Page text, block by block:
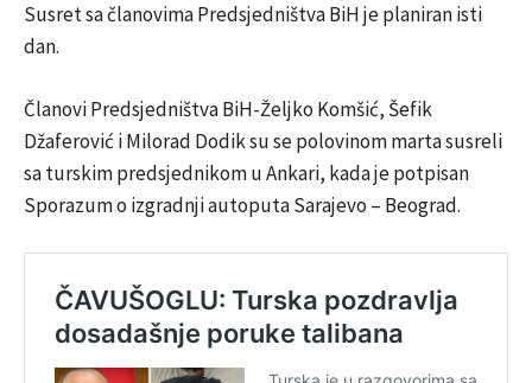
Susret sa članovima Predsjedništva BiH je planiran isti
dan.
Članovi Predsjedništva BiH-Željko Komšić, Šefik
Džaferović i Milorad Dodik su se polovinom marta susreli
sa turskim predsjednikom u Ankari, kada je potpisan
Sporazum o izgradnji autoputa Sarajevo – Beograd.